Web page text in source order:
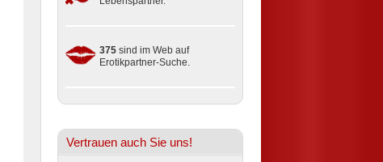
375 sind im Web auf
Erotikpartner-Suche.
Vertrauen auch Sie uns!